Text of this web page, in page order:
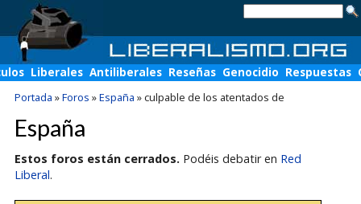
Liberales Antiliberales Reseñas Genocidio Respuestas
Portada »Foros »España »culpable de los atentados de
España
Estos foros están cerrados. Podéis debatir en Red
Liberal.